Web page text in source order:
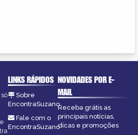
LINKS RÁPIDOS
Sobre
EncontraSuzano
Fale com o
EncontraSuzano
NOVIDADES POR E-
MAIL
Receba grátis as
principais notícias,
dicas e promoções